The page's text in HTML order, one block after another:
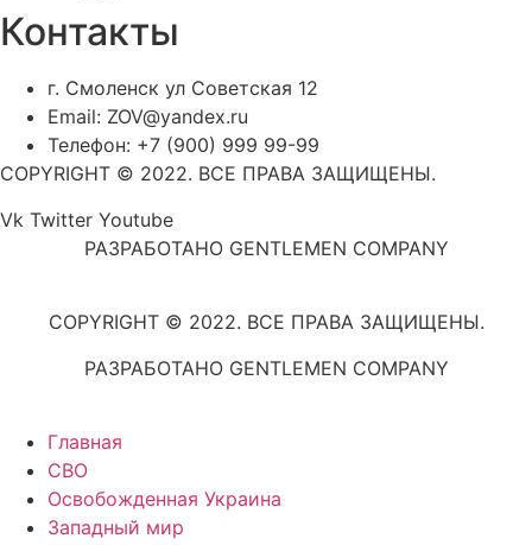
Контакты
г. Смоленск ул Советская 12
Email: ZOV@yandex.ru
Телефон: +7 (900) 999 99-99
COPYRIGHT © 2022. ВСЕ ПРАВА ЗАЩИЩЕНЫ.
Vk Twitter Youtube
РАЗРАБОТАНО GENTLEMEN COMPANY
COPYRIGHT © 2022. ВСЕ ПРАВА ЗАЩИЩЕНЫ.
РАЗРАБОТАНО GENTLEMEN COMPANY
Главная
СВО
Освобожденная Украина
Западный мир